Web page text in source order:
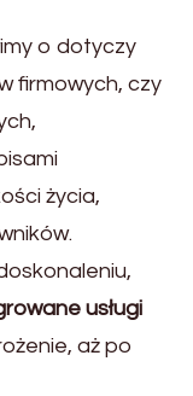
o dotyczy
firmowych, czy
życia,
usługi
aż po